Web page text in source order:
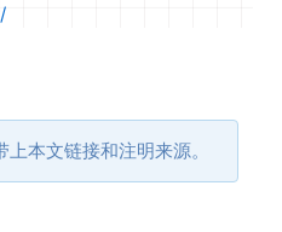
本文链接和注明来源。